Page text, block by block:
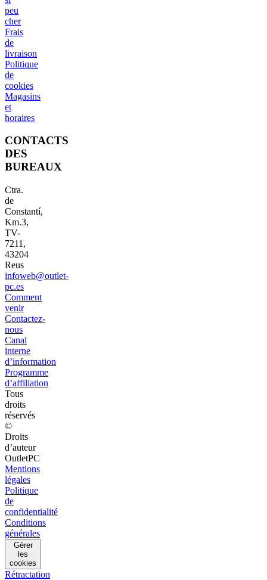
peu
cher
Frais
de
livraison
Politique
de
cookies
Magasins
et
horaires
CONTACTS
DES
BUREAUX
Ctra.
de
Constantí,
Km.3,
TV-
7211,
43204
Reus
infoweb@outlet-
pc.es
Comment
venir
Contactez-
nous
Canal
interne
d’information
Programme
d’affiliation
Tous
droits
réservés
©
Droits
d’auteur
OutletPC
Mentions
légales
Politique
de
confidentialité
Conditions
générales
Gérer
les
cookies
Rétractation